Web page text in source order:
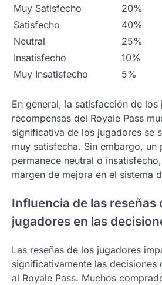
Muy Satisfecho
20%
Satisfecho
40%
Neutral
25%
Insatisfecho
10%
Muy Insatisfecho
5%
En general, la satisfacción de
recompensas del Royale Pass
significativa de los jugadores se
muy satisfecha. Sin embargo, un
permanece neutral o
margen de mejora en el sistema
Influencia de las reseñas
jugadores en las
Las reseñas de los jugadores
significativamente las decisiones
al Royale Pass. Muchos